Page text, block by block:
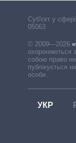
Cуб'єкт у
05063
© 2009—2026
охороняються
собою право
публікується
особи.
УКР